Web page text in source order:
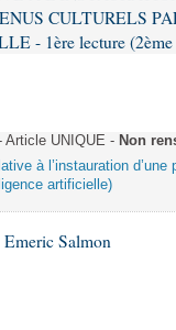
CULTURELS
- 1ère lecture (2ème
Article UNIQUE - Non
à l’instauration
artificielle)
Salmon